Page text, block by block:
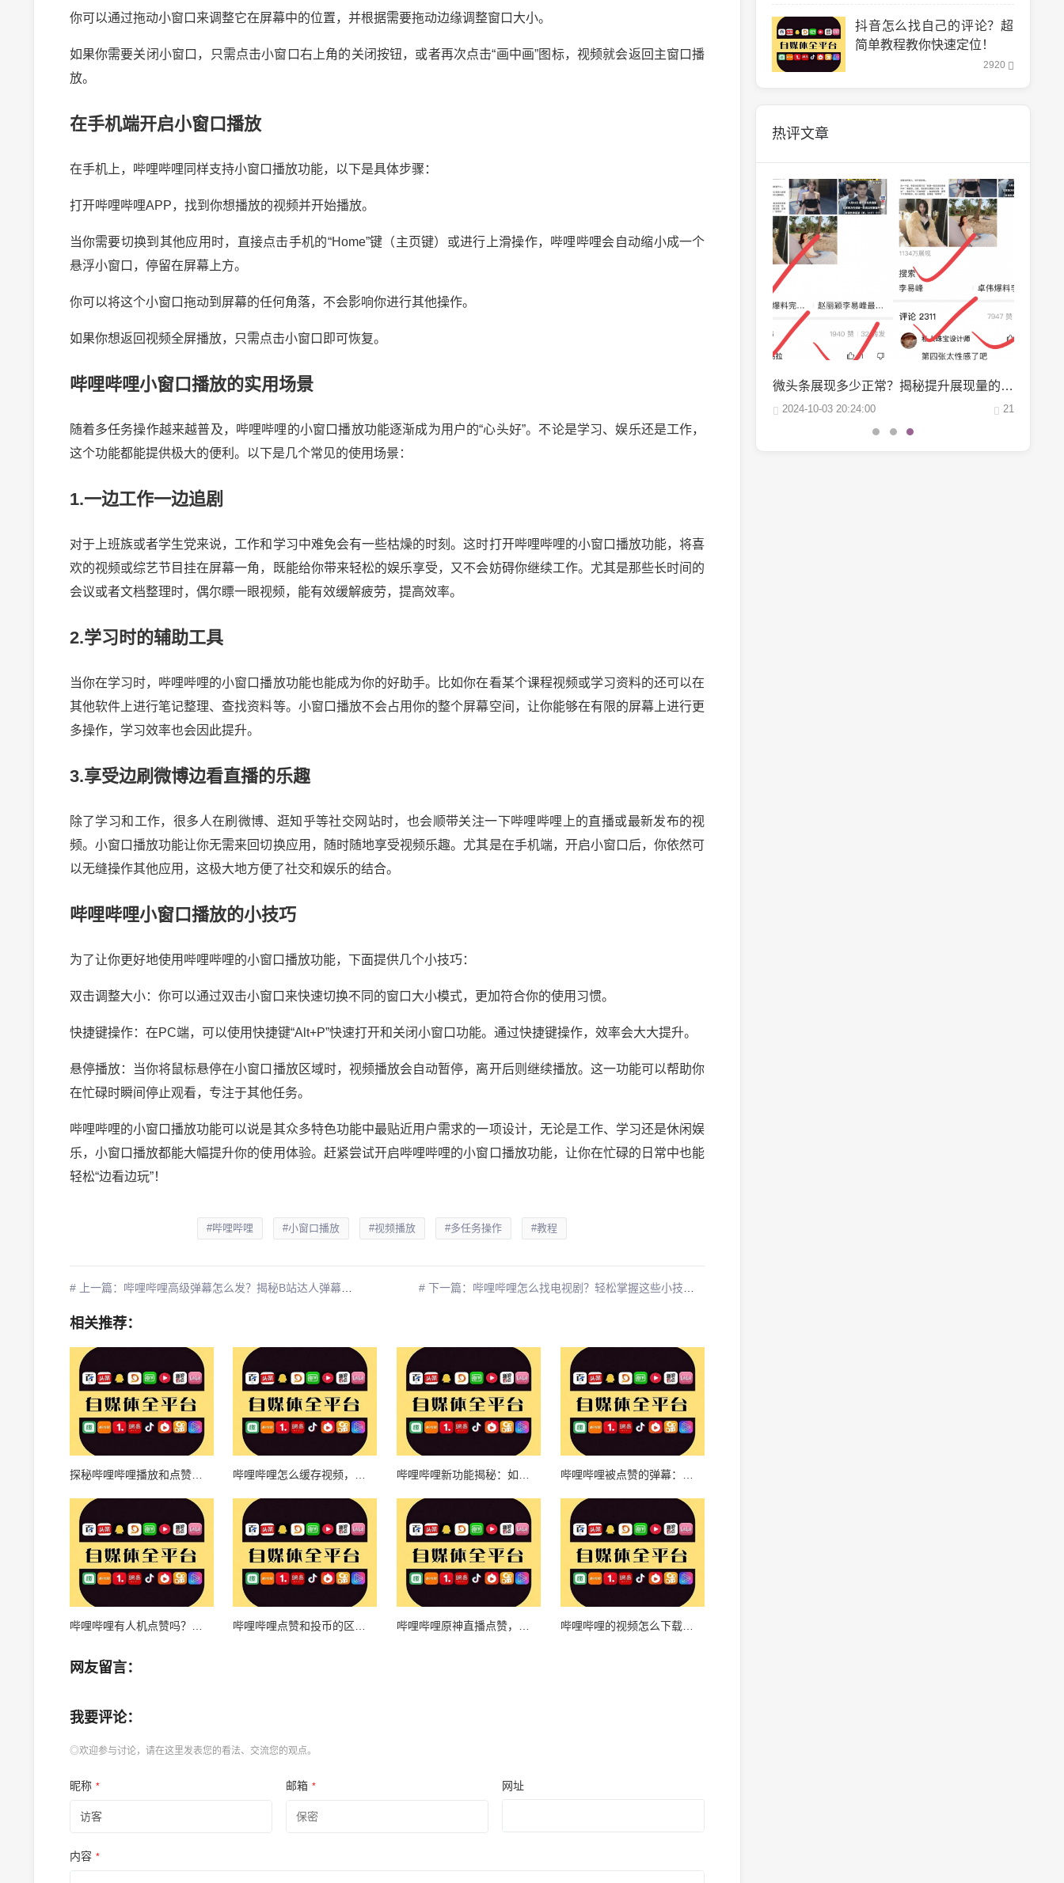
你可以通过拖动小窗口来调整它在屏幕中的位置，并根据需要拖动边缘调整窗口大小。
如果你需要关闭小窗口，只需点击小窗口右上角的关闭按钮，或者再次点击“画中画”图标，视频就会返回主窗口播
放。
在手机端开启小窗口播放
在手机上，哔哩哔哩同样支持小窗口播放功能，以下是具体步骤：
打开哔哩哔哩APP，找到你想播放的视频并开始播放。
当你需要切换到其他应用时，直接点击手机的“Home”键（主页键）或进行上滑操作，哔哩哔哩会自动缩小成一个
悬浮小窗口，停留在屏幕上方。
你可以将这个小窗口拖动到屏幕的任何角落，不会影响你进行其他操作。
如果你想返回视频全屏播放，只需点击小窗口即可恢复。
哔哩哔哩小窗口播放的实用场景
随着多任务操作越来越普及，哔哩哔哩的小窗口播放功能逐渐成为用户的“心头好”。不论是学习、娱乐还是工作，
这个功能都能提供极大的便利。以下是几个常见的使用场景：
1.一边工作一边追剧
对于上班族或者学生党来说，工作和学习中难免会有一些枯燥的时刻。这时打开哔哩哔哩的小窗口播放功能，将喜
欢的视频或综艺节目挂在屏幕一角，既能给你带来轻松的娱乐享受，又不会妨碍你继续工作。尤其是那些长时间的
会议或者文档整理时，偶尔瞟一眼视频，能有效缓解疲劳，提高效率。
2.学习时的辅助工具
当你在学习时，哔哩哔哩的小窗口播放功能也能成为你的好助手。比如你在看某个课程视频或学习资料的还可以在
其他软件上进行笔记整理、查找资料等。小窗口播放不会占用你的整个屏幕空间，让你能够在有限的屏幕上进行更
多操作，学习效率也会因此提升。
3.享受边刷微博边看直播的乐趣
除了学习和工作，很多人在刷微博、逛知乎等社交网站时，也会顺带关注一下哔哩哔哩上的直播或最新发布的视
频。小窗口播放功能让你无需来回切换应用，随时随地享受视频乐趣。尤其是在手机端，开启小窗口后，你依然可
以无缝操作其他应用，这极大地方便了社交和娱乐的结合。
哔哩哔哩小窗口播放的小技巧
为了让你更好地使用哔哩哔哩的小窗口播放功能，下面提供几个小技巧：
双击调整大小：你可以通过双击小窗口来快速切换不同的窗口大小模式，更加符合你的使用习惯。
快捷键操作：在PC端，可以使用快捷键“Alt+P”快速打开和关闭小窗口功能。通过快捷键操作，效率会大大提升。
悬停播放：当你将鼠标悬停在小窗口播放区域时，视频播放会自动暂停，离开后则继续播放。这一功能可以帮助你
在忙碌时瞬间停止观看，专注于其他任务。
哔哩哔哩的小窗口播放功能可以说是其众多特色功能中最贴近用户需求的一项设计，无论是工作、学习还是休闲娱
乐，小窗口播放都能大幅提升你的使用体验。赶紧尝试开启哔哩哔哩的小窗口播放功能，让你在忙碌的日常中也能
轻松“边看边玩”！
#哔哩哔哩 #小窗口播放 #视频播放 #多任务操作 #教程
# 上一篇：哔哩哔哩高级弹幕怎么发？揭秘B站达人弹幕操作技巧！ # 下一篇：哔哩哔哩怎么找电视剧？轻松掌握这些小技巧！
相关推荐：
探秘哔哩哔哩播放和点赞量：如何提升视频人气？
哔哩哔哩的视频怎么下载？超详细教程教你轻松搞定！
网友留言：
我要评论：
◎欢迎参与讨论，请在这里发表您的看法、交流您的观点。
昵称 * 邮箱 * 网址
内容 *
抖音怎么找自己的评论？超
简单教程教你快速定位！
2920
热评文章
微头条展现多少正常？揭秘提升展现量的秘诀 微头条展现多少正常？揭秘提升展现量的秘诀
2024-10-03 20:24:00 21